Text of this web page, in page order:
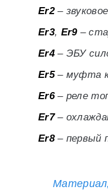
Er2–
Er3, Er9–
Er4– ЭБУ
Er5– муфта
Er6– реле
Er7–
Er8– первый